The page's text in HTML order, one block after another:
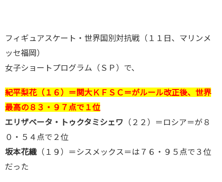
フィギュアスケート・世界国別対抗戦（１１日、マリンメ
ッセ福岡）
女子ショートプログラム（ＳＰ）で、
紀平梨花（１６）＝関大ＫＦＳＣ＝がルール改正後、世界
最高の８３・９７点で１位
エリザベータ・トゥクタミシェワ （２２）＝ロシア＝が８
０・５４点で２位
坂本花織 （１９）＝シスメックス＝は７６・９５点で３位
だった